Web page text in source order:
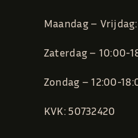
Maandag –
Zaterdag – 10:00-
Zondag – 12:00-
KVK: 50732420